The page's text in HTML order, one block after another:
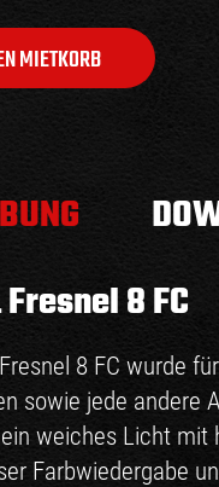
MIETKORB
8 FC
8 FC wurde
sowie jede andere
weiches Licht mit
Farbwiedergabe